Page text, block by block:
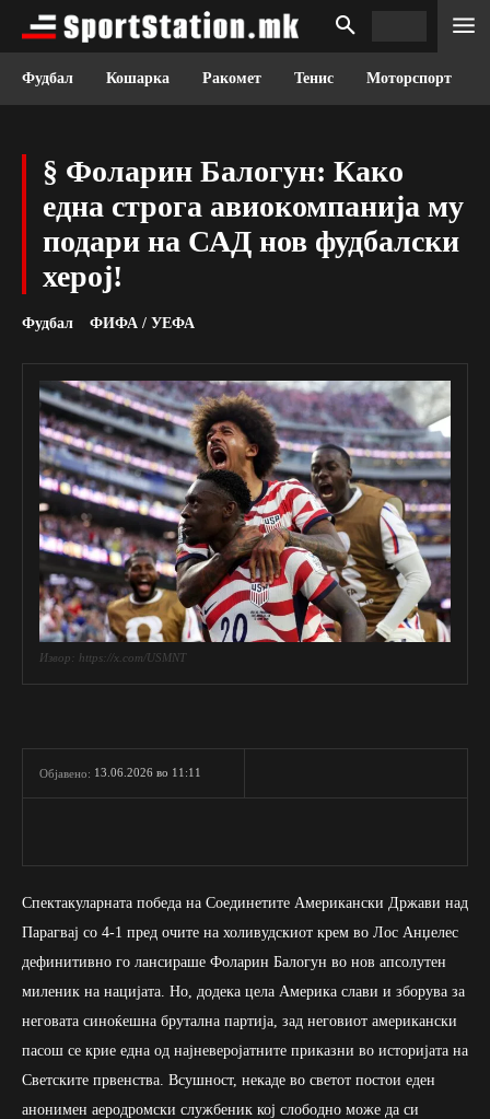
Фудбал Кошарка Ракомет Тенис Моторспорт
§ Фоларин Балогун: Како
една строга авиокомпанија му
подари на САД нов фудбалски
херој!
Фудбал ФИФА / УЕФА
Извор: https://x.com/USMNT
Објавено: 13.06.2026 во 11:11
Спектакуларната победа на Соединетите Американски Држави над
Парагвај со 4-1 пред очите на холивудскиот крем во Лос Анџелес
дефинитивно го лансираше Фоларин Балогун во нов апсолутен
миленик на нацијата. Но, додека цела Америка слави и зборува за
неговата синоќешна брутална партија, зад неговиот американски
пасош се крие една од најневеројатните приказни во историјата на
Светските првенства. Всушност, некаде во светот постои еден
анонимен аеродромски службеник кој слободно може да си